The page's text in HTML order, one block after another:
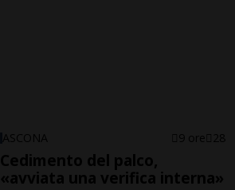
ASCONA 9 ore 28
Cedimento del palco,
«avviata una verifica interna»